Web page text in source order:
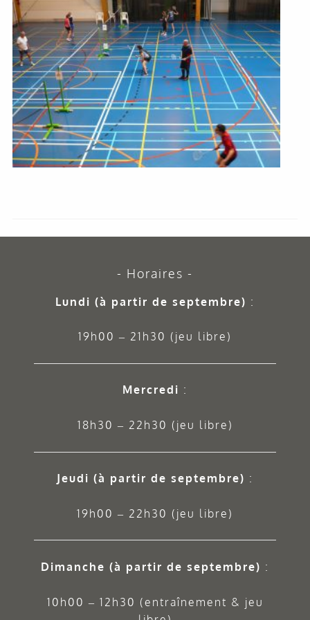
Horaires
Lundi (à partir de septembre) :
19h00 – 21h30 (jeu libre)
Mercredi :
18h30 – 22h30 (jeu libre)
Jeudi (à partir de septembre) :
19h00 – 22h30 (jeu libre)
Dimanche (à partir de septembre) :
10h00 – 12h30 (entraînement & jeu